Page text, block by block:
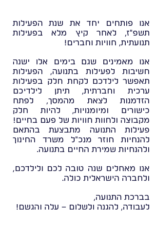
אנו פותחים יחד את שנת הפעילות
תשפ"ז, לאחר קיץ מלא בפעילות
תנועתית, חוויות וחברים!
אנו מאמינים שגם בימים אלו ישנה
חשיבות לפעילות בתנועה, הפעילות
תאפשר לילדכם לקחת חלק בפעילות
ערכית וחברתית, תיתן לילדיכם
הזדמנות לצאת מהמסך, לפתח
כישורים ומיומנויות, להיות חלק
מקבוצה ולחוות חוויות של פעם בחיים!
פעילות התנועה מתבצעת בהתאם
להנחיות חוזר מנכ"ל משרד החינוך
ולהנחיות שמירת החיים בתנועה.
אנו מאחלים שנה טובה לכם ולילדכם,
ולחברה הישראלית כולה.
בברכת התנועה,
לעבודה, להגנה ולשלום – עלה והגשם!